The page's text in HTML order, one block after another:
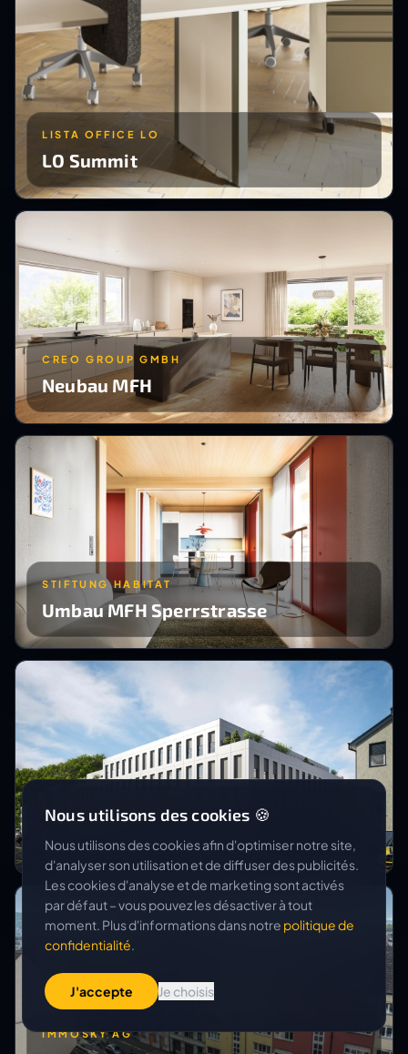
LISTA OFFICE LO
LO Summit
CREO GROUP GMBH
Neubau MFH
STIFTUNG HABITAT
Umbau MFH Sperrstrasse
SCHILD AG
Gewerbeareal Ersatzbau
IMMOSKY AG
Nous utilisons des cookies 🍪
Nous utilisons des cookies afin d'optimiser notre site,
d'analyser son utilisation et de diffuser des publicités.
Les cookies d'analyse et de marketing sont activés
par défaut – vous pouvez les désactiver à tout
moment. Plus d'informations dans notre politique de
confidentialité.
J'accepte Je choisis